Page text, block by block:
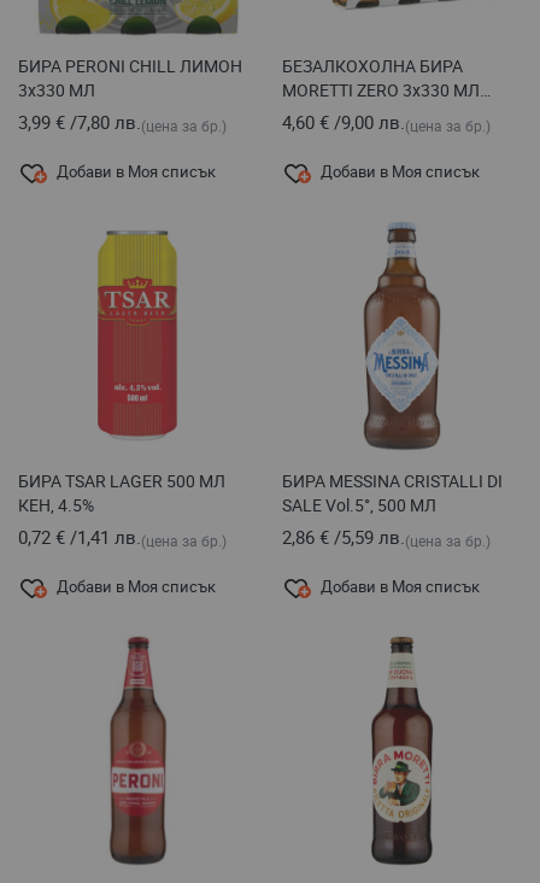
БИРА PERONI CHILL ЛИМОН
3x330 МЛ
3,99 € /7,80 лв.(цена за бр.)
Добави в Моя списък
БЕЗАЛКОХОЛНА БИРА
MORETTI ZERO 3x330 МЛ
Vol.0°
4,60 € /9,00 лв.(цена за бр.)
Добави в Моя списък
БИРА TSAR LAGER 500 МЛ
КЕН, 4.5%
0,72 € /1,41 лв.(цена за бр.)
Добави в Моя списък
БИРА MESSINA CRISTALLI DI
SALE Vol.5°, 500 МЛ
2,86 € /5,59 лв.(цена за бр.)
Добави в Моя списък